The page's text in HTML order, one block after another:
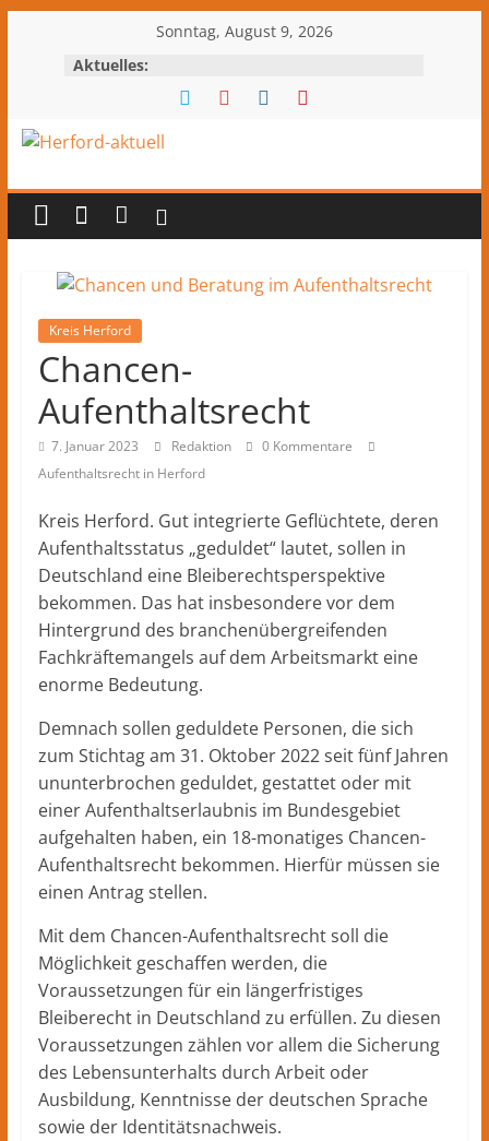
springen
Sonntag, August 9, 2026
Aktuelles:
Herford-
aktuell
Nachrichten
Kultur
aus
Herford
und
dem
Kreis
lokale
Nachrichten
und
mehr
aus
im
Kreis
Herford
Kreis Herford
Chancen-
Aufenthaltsrecht
7. Januar 2023 Redaktion
0 Kommentare
Aufenthaltsrecht in Herford
Kreis Herford. Gut integrierte Geflüchtete, deren
Aufenthaltsstatus „geduldet“ lautet, sollen in
Deutschland eine Bleiberechtsperspektive
bekommen. Das hat insbesondere vor dem
Hintergrund des branchenübergreifenden
Fachkräftemangels auf dem Arbeitsmarkt eine
enorme Bedeutung.
Demnach sollen geduldete Personen, die sich
zum Stichtag am 31. Oktober 2022 seit fünf Jahren
ununterbrochen geduldet, gestattet oder mit
einer Aufenthaltserlaubnis im Bundesgebiet
aufgehalten haben, ein 18-monatiges Chancen-
Aufenthaltsrecht bekommen. Hierfür müssen sie
einen Antrag stellen.
Mit dem Chancen-Aufenthaltsrecht soll die
Möglichkeit geschaffen werden, die
Voraussetzungen für ein längerfristiges
Bleiberecht in Deutschland zu erfüllen. Zu diesen
Voraussetzungen zählen vor allem die Sicherung
des Lebensunterhalts durch Arbeit oder
Ausbildung, Kenntnisse der deutschen Sprache
sowie der Identitätsnachweis.